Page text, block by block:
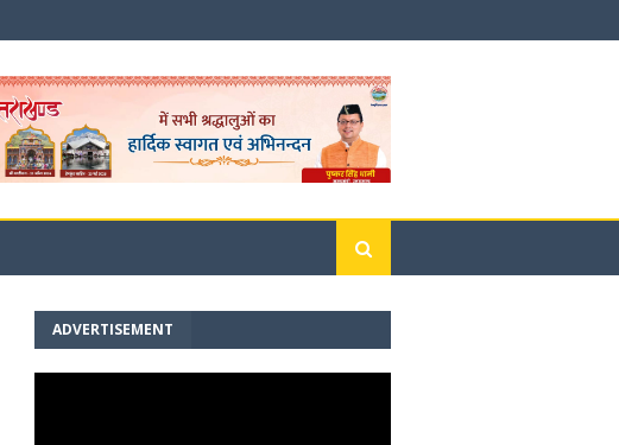
ADVERTISEMENT